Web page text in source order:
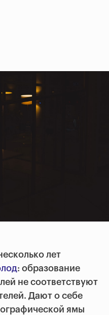
лет
: образование
не соответствуют
Дают о себе
ямы